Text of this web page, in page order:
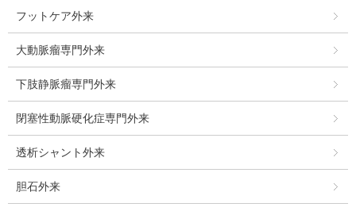
フットケア外来
大動脈瘤専門外来
下肢静脈瘤専門外来
閉塞性動脈硬化症専門外来
透析シャント外来
胆石外来